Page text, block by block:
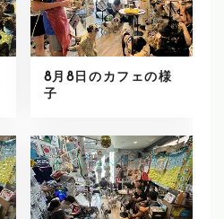
8月8日のカフェの様
子